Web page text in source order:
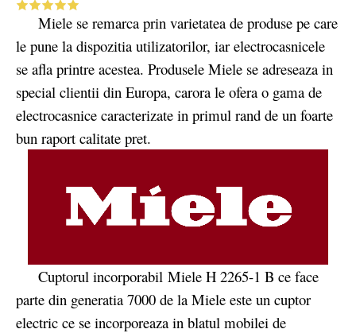
Miele se remarca prin varietatea de produse pe care
le pune la dispozitia utilizatorilor, iar electrocasnicele
se afla printre acestea. Produsele Miele se adreseaza in
special clientii din Europa, carora le ofera o gama de
electrocasnice caracterizate in primul rand de un foarte
bun raport calitate pret.
Cuptorul incorporabil Miele H 2265-1 B ce face
parte din generatia 7000 de la Miele este un cuptor
electric ce se incorporeaza in blatul mobilei de